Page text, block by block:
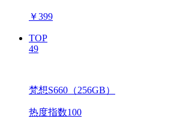
￥399
TOP
49
梵想S660（256GB）
热度指数100